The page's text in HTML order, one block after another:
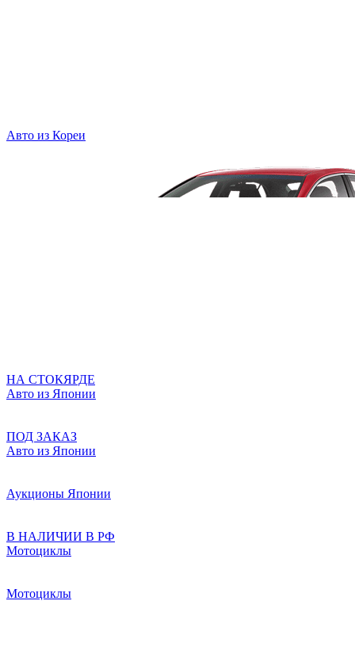
Авто из Кореи
НА СТОКЯРДЕ
Авто из Японии
ПОД ЗАКАЗ
Авто из Японии
Аукционы Японии
В НАЛИЧИИ В РФ
Мотоциклы
Мотоциклы